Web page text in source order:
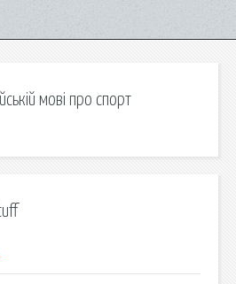
мові про спорт